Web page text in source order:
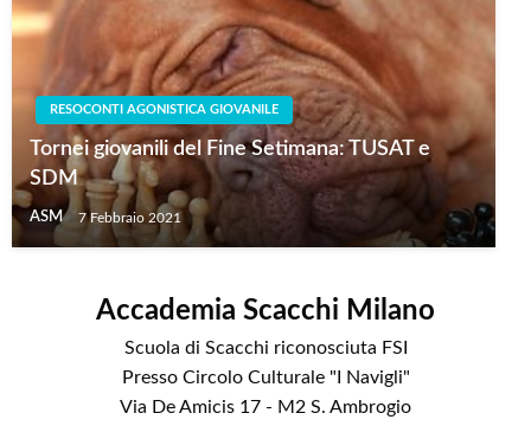
RESOCONTI AGONISTICA GIOVANILE
Tornei giovanili del Fine Setimana: TUSAT e
SDM
ASM 7 Febbraio 2021
Accademia Scacchi Milano
Scuola di Scacchi riconosciuta FSI
Presso Circolo Culturale "I Navigli"
Via De Amicis 17 - M2 S. Ambrogio